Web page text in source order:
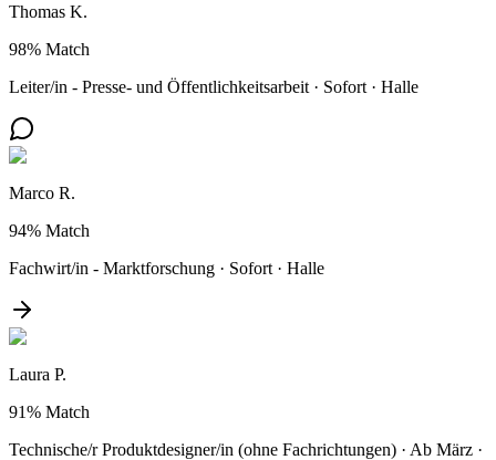
Thomas K.
98% Match
Leiter/in - Presse- und Öffentlichkeitsarbeit · Sofort · Halle
Marco R.
94% Match
Fachwirt/in - Marktforschung · Sofort · Halle
Laura P.
91% Match
Technische/r Produktdesigner/in (ohne Fachrichtungen) · Ab März ·